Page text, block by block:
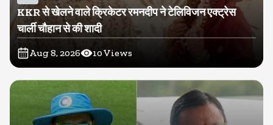
KKR से खेलने वाले क्रिकेटर रमनदीप ने टेलिविजन एक्ट्रेस
चार्ली चौहान से की शादी
Aug 8, 2026 10Views